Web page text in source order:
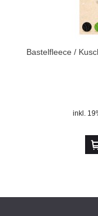
Bastelfleece /
inkl.